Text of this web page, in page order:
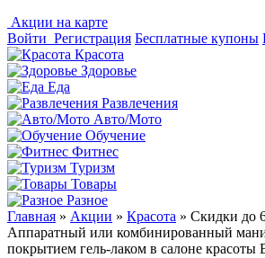
Акции на карте
Войти Регистрация Бесплатные купоны
Красота
Здоровье
Еда
Развлечения
Авто/Мото
Обучение
Фитнес
Туризм
Товары
Разное
Главная » Акции » Красота » Скидки до
Аппаратный или комбинированный
покрытием гель-лаком в салоне красоты